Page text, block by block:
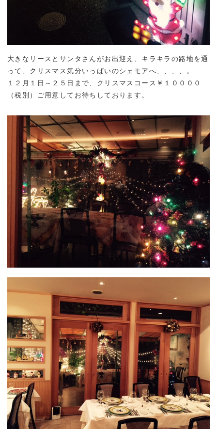
大きなリースとサンタさんがお出迎え、キラキラの路地を通
って、クリスマス気分いっぱいのシェモアへ、、、、。
１２月１日～２５日まで、クリスマスコース￥１００００
（税別）ご用意してお待ちしております。